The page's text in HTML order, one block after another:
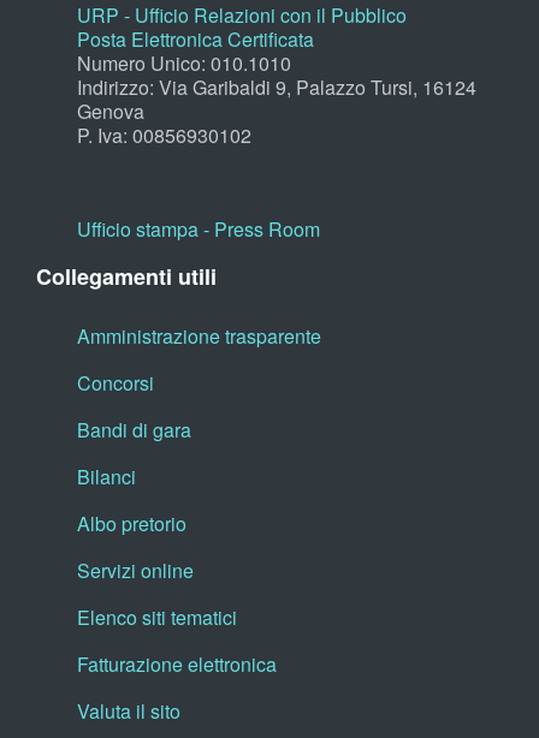
URP - Ufficio Relazioni con il Pubblico
Posta Elettronica Certificata
Numero Unico: 010.1010
Indirizzo: Via Garibaldi 9, Palazzo Tursi, 16124
Genova
P. Iva: 00856930102
Ufficio stampa - Press Room
Collegamenti utili
Amministrazione trasparente
Concorsi
Bandi di gara
Bilanci
Albo pretorio
Servizi online
Elenco siti tematici
Fatturazione elettronica
Valuta il sito